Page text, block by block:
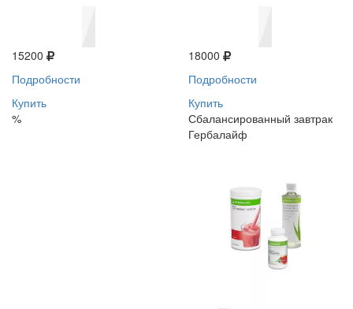
15200
Подробности
Купить
%
18000
Подробности
Купить
Сбалансированный завтрак
Гербалайф